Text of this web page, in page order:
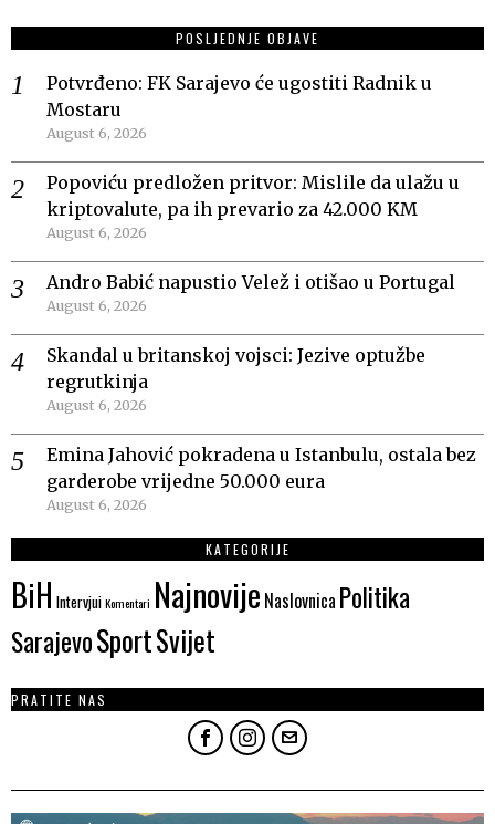
POSLJEDNJE OBJAVE
Potvrđeno: FK Sarajevo će ugostiti Radnik u
Mostaru
August 6, 2026
Popoviću predložen pritvor: Mislile da ulažu u
kriptovalute, pa ih prevario za 42.000 KM
August 6, 2026
Andro Babić napustio Velež i otišao u Portugal
August 6, 2026
Skandal u britanskoj vojsci: Jezive optužbe
regrutkinja
August 6, 2026
Emina Jahović pokradena u Istanbulu, ostala bez
garderobe vrijedne 50.000 eura
August 6, 2026
KATEGORIJE
BiH IntervjuiKomentari Najnovije Naslovnica Politika
SarajevoSportSvijet
PRATITE NAS